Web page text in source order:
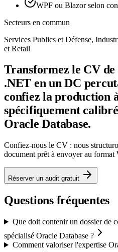
WPF ou Blazor selon
Secteurs en commun
Services Publics et Défense,
et Retail
Transformez le CV
.NET en un DC
confiez la production
spécifiquement
Oracle Database.
Confiez-nous le CV : nous
document prêt à envoyer au format
Réserver un audit gratuit
Questions fréquentes
Que doit contenir un dossier de
spécialisé Oracle Database ?
Comment valoriser l'expertise